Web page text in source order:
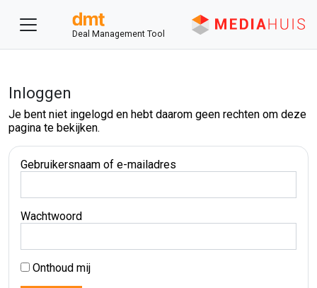
Deal Management Tool
Inloggen
Je bent niet ingelogd en hebt daarom geen rechten om deze
pagina te bekijken.
Gebruikersnaam of e-mailadres
Wachtwoord
Onthoud mij